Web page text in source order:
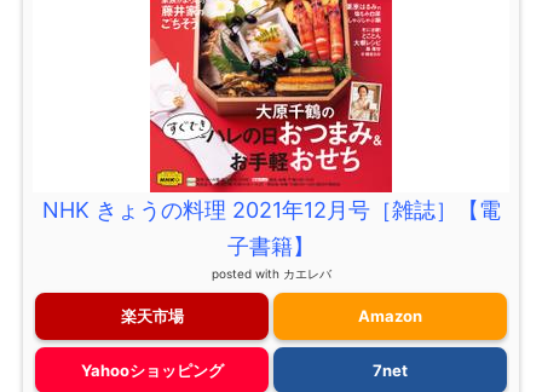
NHK きょうの料理 2021年12月号［雑誌］【電
子書籍】
posted with カエレバ
楽天市場 Amazon
Yahooショッピング 7net